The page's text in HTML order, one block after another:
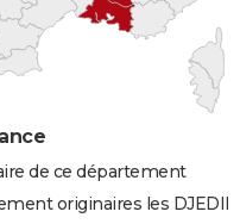
de ce département
originaires les DJEDID